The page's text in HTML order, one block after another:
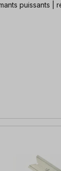
puissants |